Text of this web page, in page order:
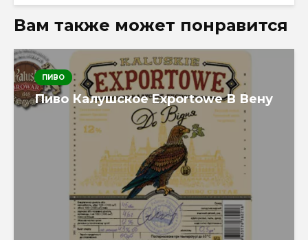
Вам также может понравится
ПИВО
Пиво Калушское Exportowe В Вену